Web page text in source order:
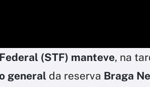
(STF) manteve, na
general da reserva Braga